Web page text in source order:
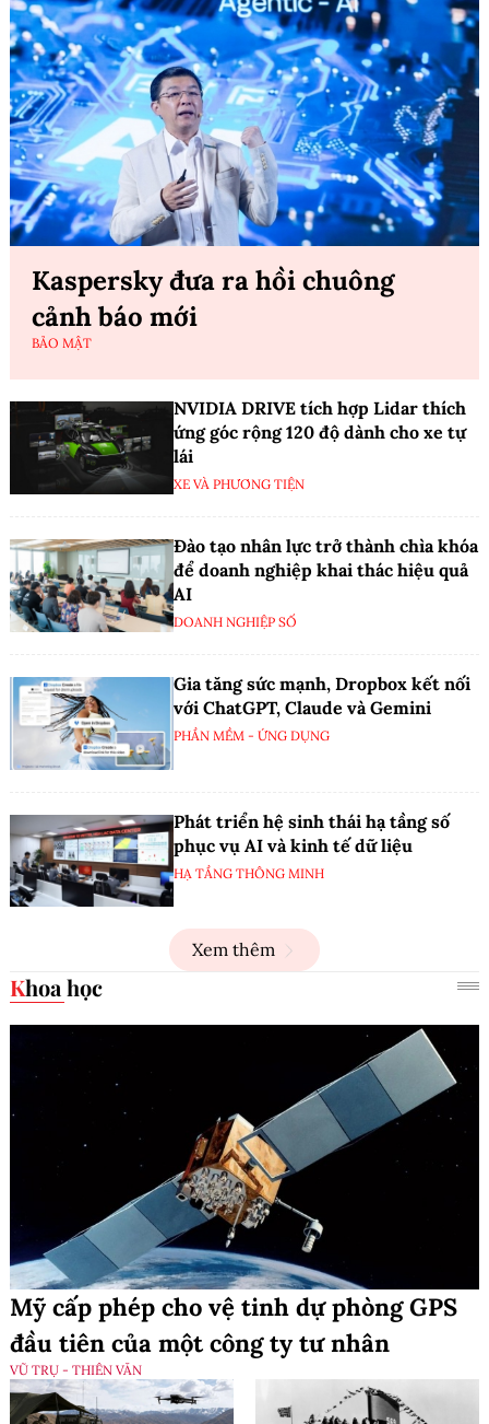
Kaspersky đưa ra hồi chuông
cảnh báo mới
BẢO MẬT
NVIDIA DRIVE tích hợp Lidar thích
ứng góc rộng 120 độ dành cho xe tự
lái
XE VÀ PHƯƠNG TIỆN
Đào tạo nhân lực trở thành chìa khóa
để doanh nghiệp khai thác hiệu quả
AI
DOANH NGHIỆP SỐ
Gia tăng sức mạnh, Dropbox kết nối
với ChatGPT, Claude và Gemini
PHẦN MỀM - ỨNG DỤNG
Phát triển hệ sinh thái hạ tầng số
phục vụ AI và kinh tế dữ liệu
HẠ TẦNG THÔNG MINH
Xem thêm
Khoa học
Mỹ cấp phép cho vệ tinh dự phòng GPS
đầu tiên của một công ty tư nhân
VŨ TRỤ - THIÊN VĂN